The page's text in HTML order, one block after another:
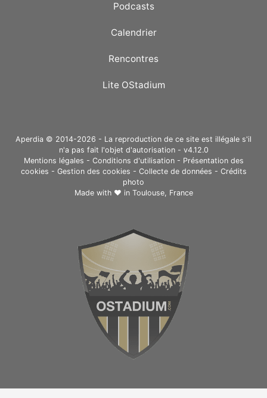
Podcasts
Calendrier
Rencontres
Lite OStadium
Aperdia © 2014-2026 - La reproduction de ce site est illégale s'il
n'a pas fait l'objet d'autorisation - v4.12.0
Mentions légales - Conditions d'utilisation- Présentation des
cookies - Gestion des cookies - Collecte de données - Crédits
photo
Made with ❤ in Toulouse, France